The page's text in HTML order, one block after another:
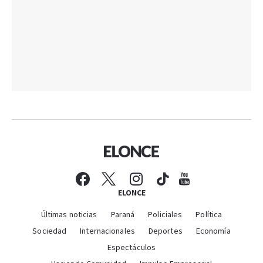
ELONCE
Últimas noticias Paraná Policiales
Política
Sociedad
Internacionales Deportes
Economía
Espectáculos